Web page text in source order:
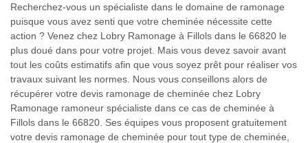
Recherchez-vous un spécialiste dans le domaine de ramonage
puisque vous avez senti que votre cheminée nécessite cette
action ? Venez chez Lobry Ramonage à Fillols dans le 66820 le
plus doué dans pour votre projet. Mais vous devez savoir avant
tout les coûts estimatifs afin que vous soyez prêt pour réaliser vos
travaux suivant les normes. Nous vous conseillons alors de
récupérer votre devis ramonage de cheminée chez Lobry
Ramonage ramoneur spécialiste dans ce cas de cheminée à
Fillols dans le 66820. Ses équipes vous proposent gratuitement
votre devis ramonage de cheminée pour tout type de cheminée,